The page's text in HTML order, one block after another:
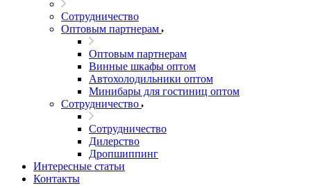
Сотрудничество
Оптовым партнерам
Оптовым партнерам
Винные шкафы оптом
Автохолодильники оптом
Минибары для гостиниц оптом
Сотрудничество
Сотрудничество
Дилерство
Дропшиппинг
Интересные статьи
Контакты